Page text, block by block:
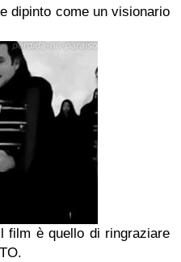
dipinto come un visionario
film è quello di ringraziare